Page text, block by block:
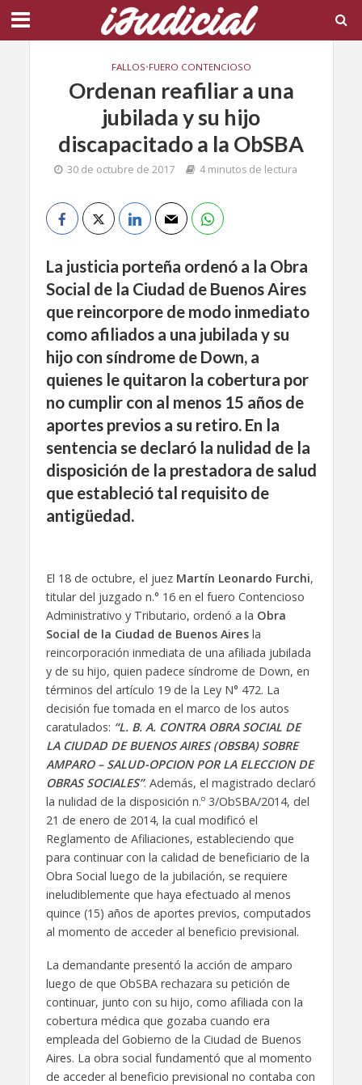
FALLOS•FUERO CONTENCIOSO
Ordenan reafiliar a una
jubilada y su hijo
discapacitado a la ObSBA
30 de octubre de 2017 4 minutos de lectura
La justicia porteña ordenó a la Obra
Social de la Ciudad de Buenos Aires
que reincorpore de modo inmediato
como afiliados a una jubilada y su
hijo con síndrome de Down, a
quienes le quitaron la cobertura por
no cumplir con al menos 15 años de
aportes previos a su retiro. En la
sentencia se declaró la nulidad de la
disposición de la prestadora de salud
que estableció tal requisito de
antigüedad.
El 18 de octubre, el juez Martín Leonardo Furchi,
titular del juzgado n.° 16 en el fuero Contencioso
Administrativo y Tributario, ordenó a la Obra
Social de la Ciudad de Buenos Airesla
reincorporación inmediata de una afiliada jubilada
y de su hijo, quien padece síndrome de Down, en
términos del artículo 19 de la Ley N° 472. La
decisión fue tomada en el marco de los autos
caratulados: “L. B. A. CONTRA OBRA SOCIAL DE
LA CIUDAD DE BUENOS AIRES (OBSBA) SOBRE
AMPARO – SALUD-OPCION POR LA ELECCION DE
OBRAS SOCIALES”. Además, el magistrado declaró
la nulidad de la disposición n.º 3/ObSBA/2014, del
21 de enero de 2014, la cual modificó el
Reglamento de Afiliaciones, estableciendo que
para continuar con la calidad de beneficiario de la
Obra Social luego de la jubilación, se requiere
ineludiblemente que haya efectuado al menos
quince (15) años de aportes previos, computados
al momento de acceder al beneficio previsional.
La demandante presentó la acción de amparo
luego de que ObSBA rechazara su petición de
continuar, junto con su hijo, como afiliada con la
cobertura médica que gozaba cuando era
empleada del Gobierno de la Ciudad de Buenos
Aires. La obra social fundamentó que al momento
de acceder al beneficio previsional no contaba con